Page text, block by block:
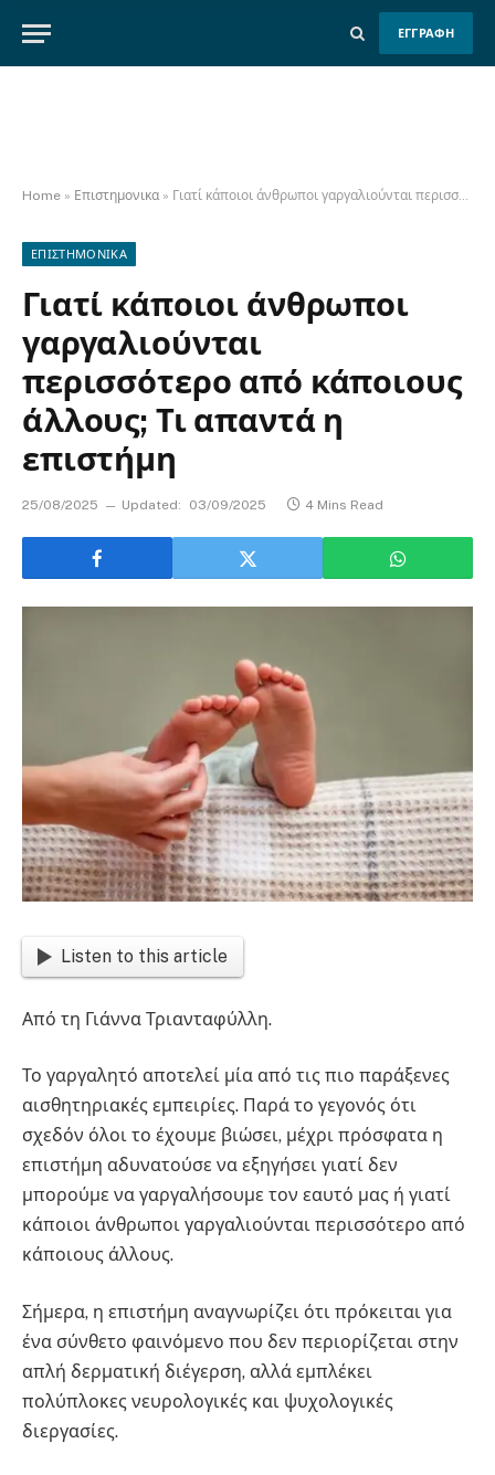
ΕΓΓΡΑΦΗ
Home » Επιστημονικα » Γιατί κάποιοι άνθρωποι γαργαλιούνται περισσότερο από κάποιους άλλους; Τι απαντά η επιστήμη
ΕΠΙΣΤΗΜΟΝΙΚΑ
Γιατί κάποιοι άνθρωποι
γαργαλιούνται
περισσότερο από κάποιους
άλλους; Τι απαντά η
επιστήμη
25/08/2025 Updated: 03/09/2025 4 Mins Read
Listen to this article
Από τη Γιάννα Τριανταφύλλη.
Το γαργαλητό αποτελεί μία από τις πιο παράξενες
αισθητηριακές εμπειρίες. Παρά το γεγονός ότι
σχεδόν όλοι το έχουμε βιώσει, μέχρι πρόσφατα η
επιστήμη αδυνατούσε να εξηγήσει γιατί δεν
μπορούμε να γαργαλήσουμε τον εαυτό μας ή γιατί
κάποιοι άνθρωποι γαργαλιούνται περισσότερο από
κάποιους άλλους.
Σήμερα, η επιστήμη αναγνωρίζει ότι πρόκειται για
ένα σύνθετο φαινόμενο που δεν περιορίζεται στην
απλή δερματική διέγερση, αλλά εμπλέκει
πολύπλοκες νευρολογικές και ψυχολογικές
διεργασίες.